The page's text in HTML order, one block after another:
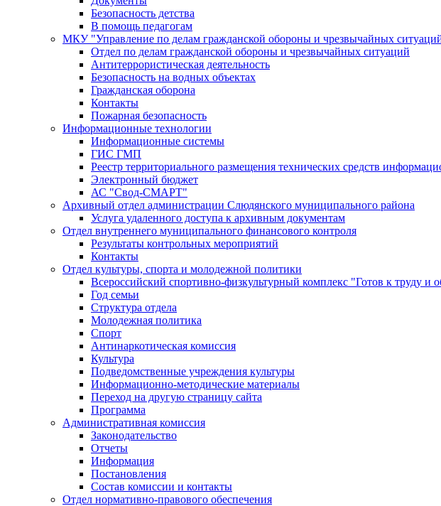
Безопасность детства
В помощь педагогам
МКУ "Управление по делам гражданской обороны и чрезвычайных
Отдел по делам гражданской обороны и чрезвычайных ситуаций
Антитеррористическая деятельность
Безопасность на водных объектах
Гражданская оборона
Контакты
Пожарная безопасность
Информационные технологии
Информационные системы
ГИС ГМП
Реестр территориального размещения технических средств
Электронный бюджет
АС "Свод-СМАРТ"
Архивный отдел администрации Слюдянского муниципального района
Услуга удаленного доступа к архивным документам
Отдел внутреннего муниципального финансового контроля
Результаты контрольных мероприятий
Контакты
Отдел культуры, спорта и молодежной политики
Всероссийский спортивно-физкультурный комплекс "Готов к труду и
Год семьи
Структура отдела
Молодежная политика
Спорт
Антинаркотическая комиссия
Культура
Подведомственные учреждения культуры
Информационно-методические материалы
Переход на другую страницу сайта
Программа
Административная комиссия
Законодательство
Отчеты
Информация
Постановления
Состав комиссии и контакты
Отдел нормативно-правового обеспечения